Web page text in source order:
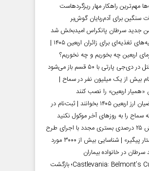
مهم‌ترین راهکار مهار ریزگردهاست
سنگین برای آدم‌ربایان گوش‌بر
جدید سرطان پانکراس امیدبخش شد
توصیه‌های تغذیه‌ای برای زائران اربعین ۱۴۰۵ |
اربعین چه بخوریم و چه نخوریم؟
دی‌جی پارتی با ۵۰ قسم باز می‌شود
بیش از یک میلیون نفر در سماح |
«همیار اربعین» را نصب کنند
متقاضیان ارز اربعین ۱۴۰۵ بخوانند | ثبت‌نام در
سماح را به روز‌های آخر موکول نکنید
کاهش ۲۵ درصدی بستری مجدد با اجرای طرح
«پرستار پیگیر» | شناسایی بیش از ۳۰۰۰ مورد
در خانواده بیماران
Castlevania: Belmont’s Curse؛ بازگشت